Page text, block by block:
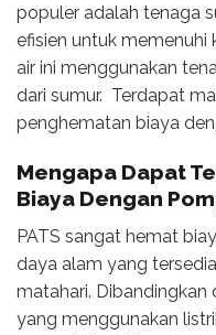
populer adalah tenaga
efisien untuk memenuhi
air ini menggunakan
dari sumur. Terdapat
penghematan biaya
Mengapa Dapat
Biaya Dengan
PATS sangat hemat
daya alam yang
matahari.
yang menggunakan